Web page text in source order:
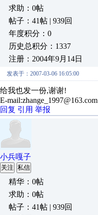
求助：0帖
帖子：41帖 | 939回
年度积分：0
历史总积分：1337
注册：2004年9月14日
发表于：2007-03-06 16:05:00
给我也发一份,谢谢!
E-mail:zhange_1997@163.com
回复 引用 举报
小兵嘎子
关注 私信
精华：0帖
求助：0帖
帖子：41帖 | 939回